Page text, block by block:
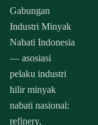
Gabungan
Industri Minyak
Nabati Indonesia
— asosiasi
pelaku industri
hilir minyak
nabati nasional:
refinery,